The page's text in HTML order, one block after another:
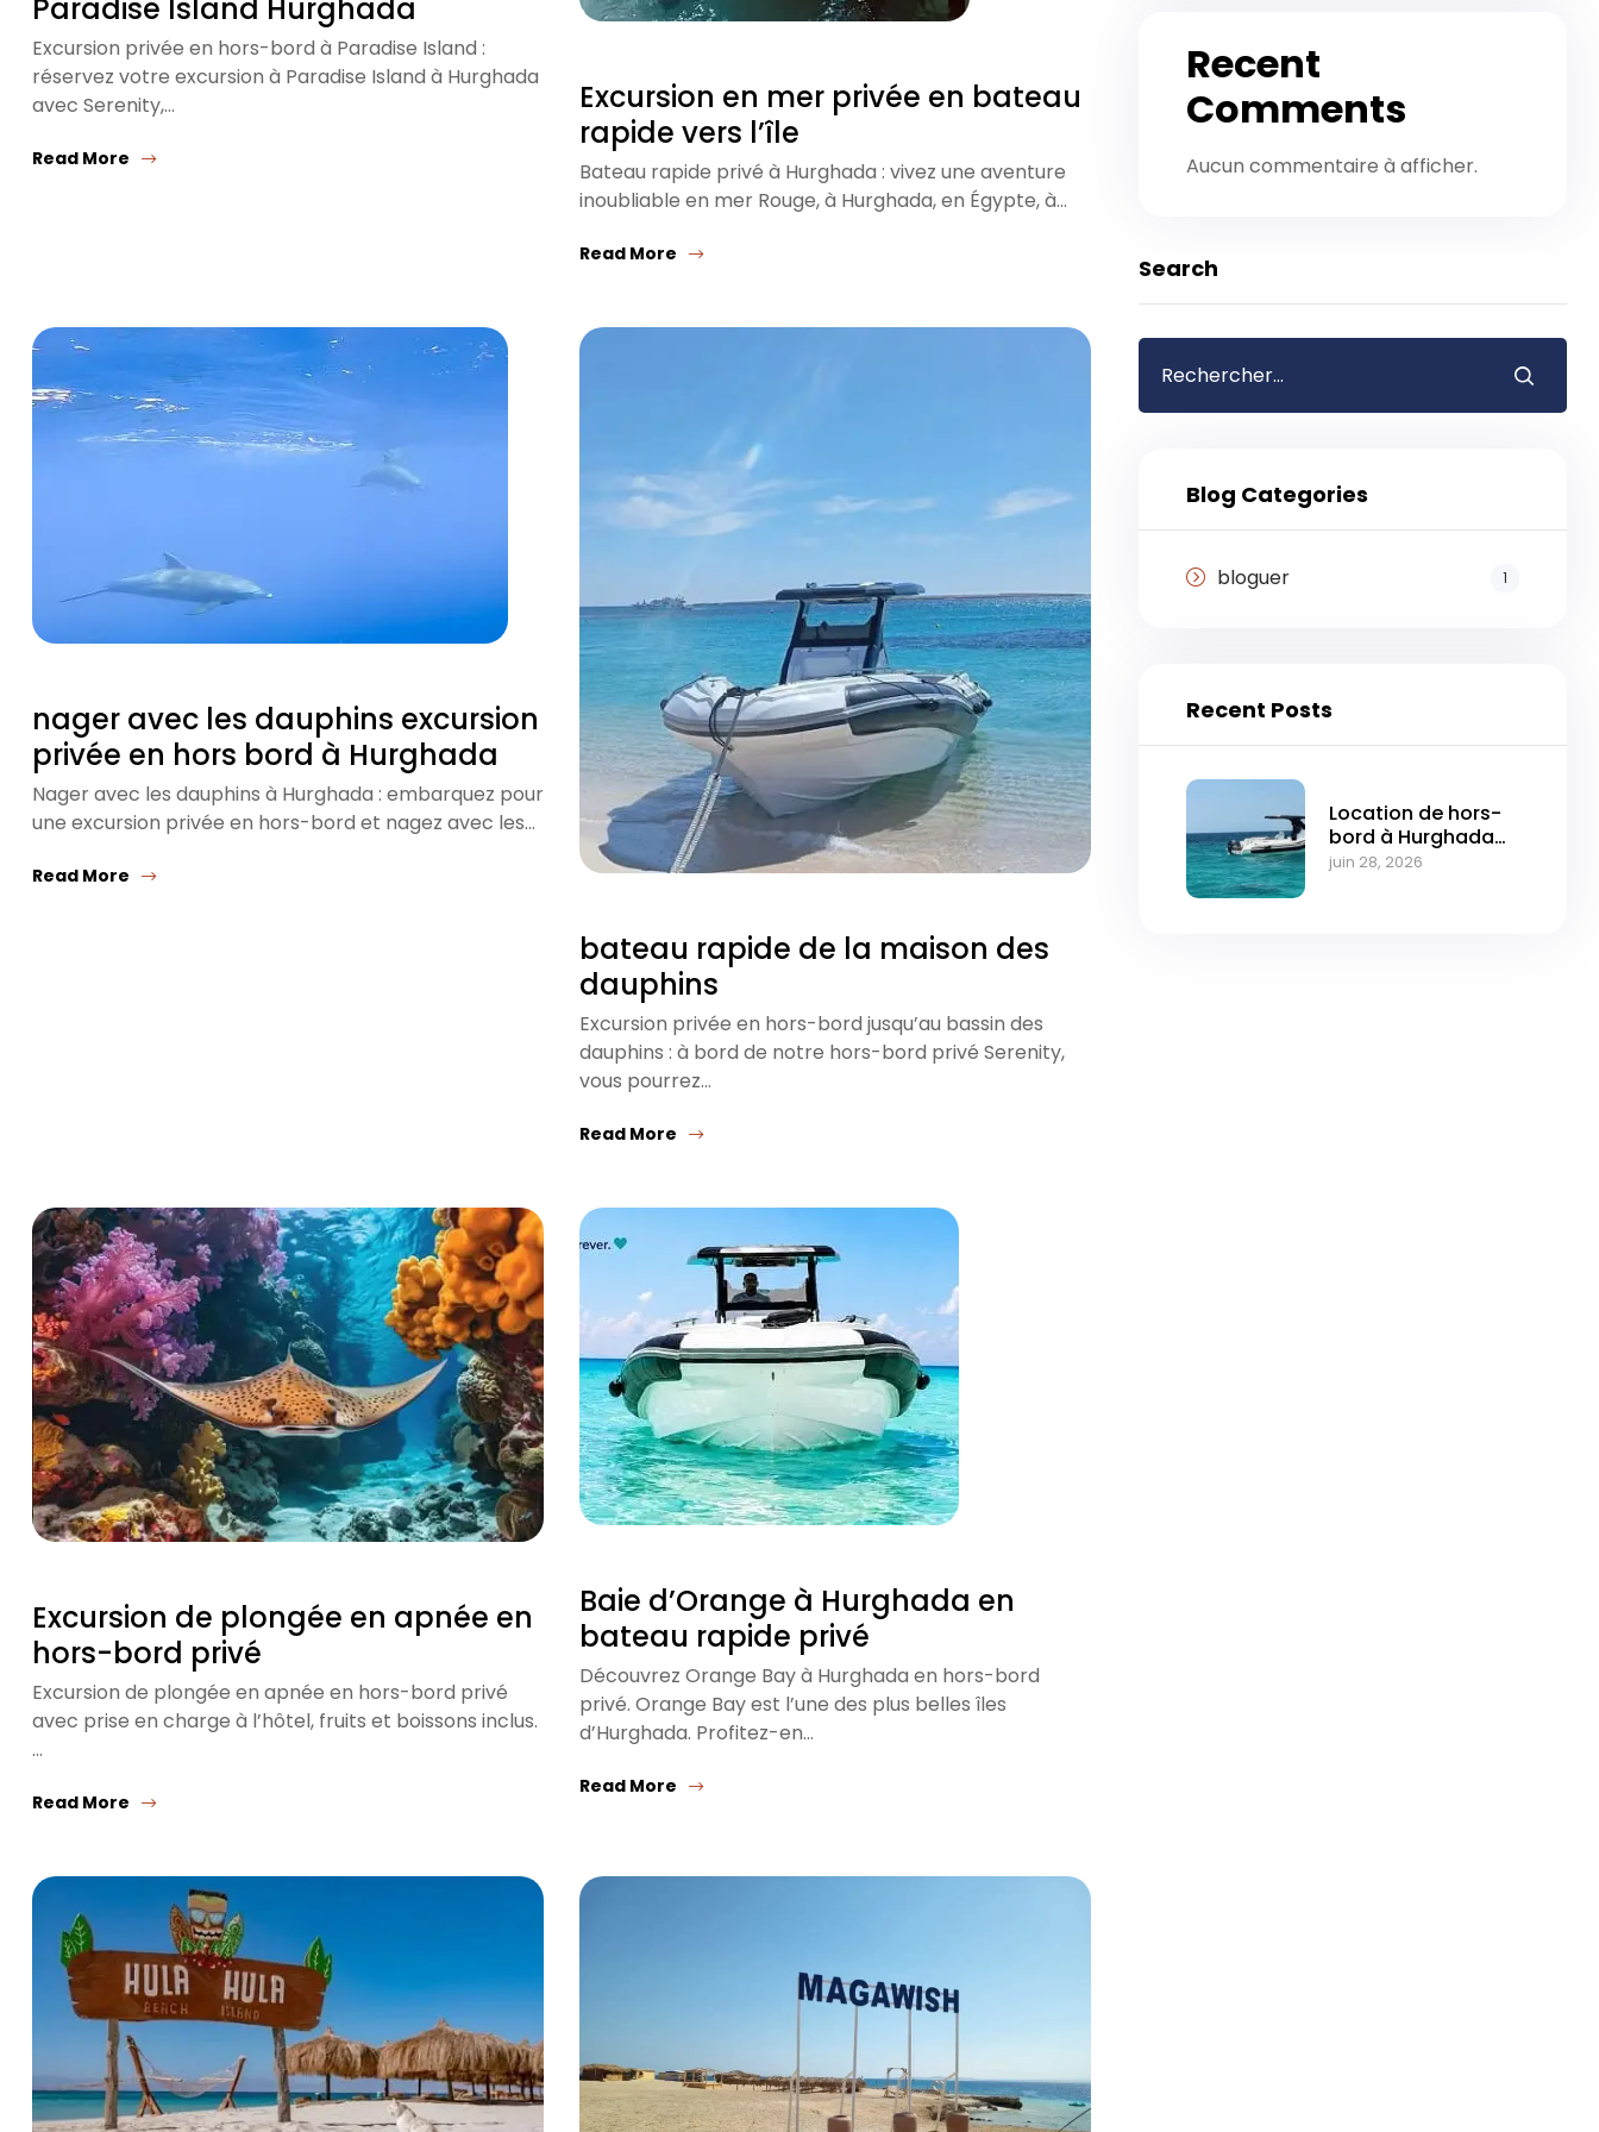
Paradise Island Hurghada
Excursion privée en hors-bord à Paradise Island :
réservez votre excursion à Paradise Island à Hurghada
avec Serenity,…
Read More
Excursion en mer privée en bateau
rapide vers l’île
Bateau rapide privé à Hurghada : vivez une aventure
inoubliable en mer Rouge, à Hurghada, en Égypte, à…
Read More
nager avec les dauphins excursion
privée en hors bord à Hurghada
Nager avec les dauphins à Hurghada : embarquez pour
une excursion privée en hors-bord et nagez avec les…
Read More
bateau rapide de la maison des
dauphins
Excursion privée en hors-bord jusqu’au bassin des
dauphins : à bord de notre hors-bord privé Serenity,
vous pourrez…
Read More
Excursion de plongée en apnée en
hors-bord privé
Excursion de plongée en apnée en hors-bord privé
avec prise en charge à l’hôtel, fruits et boissons inclus.
…
Read More
Baie d’Orange à Hurghada en
bateau rapide privé
Découvrez Orange Bay à Hurghada en hors-bord
privé. Orange Bay est l’une des plus belles îles
d’Hurghada. Profitez-en…
Read More
Recent
Comments
Aucun commentaire à afficher.
Search
Blog Categories
bloguer 1
Recent Posts
Location de hors-
bord à Hurghada
pour les excursions
juin 28, 2026